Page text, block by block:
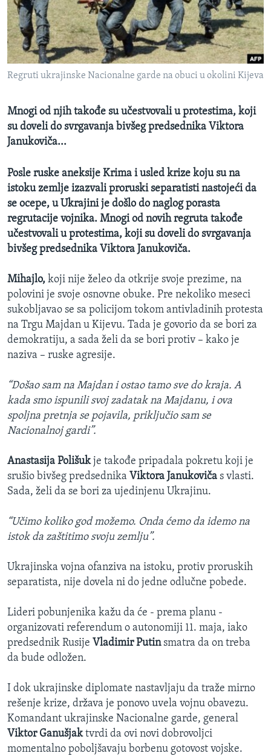
SPORT
INTERVJU
Regruti ukrajinske Nacionalne garde na obuci u okolini Kijeva
Mnogi od njih takođe su učestvovali u protestima, koji
su doveli do svrgavanja bivšeg predsednika Viktora
Janukoviča...
Posle ruske aneksije Krima i usled krize koju su na
istoku zemlje izazvali proruski separatisti nastojeći da
se ocepe, u Ukrajini je došlo do naglog porasta
regrutacije vojnika. Mnogi od novih regruta takođe
učestvovali u protestima, koji su doveli do svrgavanja
bivšeg predsednika Viktora Janukoviča.
Mihajlo, koji nije želeo da otkrije svoje prezime, na
polovini je svoje osnovne obuke. Pre nekoliko meseci
sukobljavao se sa policijom tokom antivladinih protesta
na Trgu Majdan u Kijevu. Tada je govorio da se bori za
demokratiju, a sada želi da se bori protiv – kako je
naziva – ruske agresije.
“Došao sam na Majdan i ostao tamo sve do kraja. A
kada smo ispunili svoj zadatak na Majdanu, i ova
spoljna pretnja se pojavila, priključio sam se
Nacionalnoj gardi”.
Anastasija Polišukje takođe pripadala pokretu koji je
srušio bivšeg predsednika Viktora Janukoviča s vlasti.
Sada, želi da se bori za ujedinjenu Ukrajinu.
“Učimo koliko god možemo. Onda ćemo da idemo na
istok da zaštitimo svoju zemlju”.
Ukrajinska vojna ofanziva na istoku, protiv proruskih
separatista, nije dovela ni do jedne odlučne pobede.
Lideri pobunjenika kažu da će - prema planu -
organizovati referendum o autonomiji 11. maja, iako
predsednik Rusije Vladimir Putinsmatra da on treba
da bude odložen.
I dok ukrajinske diplomate nastavljaju da traže mirno
rešenje krize, država je ponovo uvela vojnu obavezu.
Komandant ukrajinske Nacionalne garde, general
Viktor Ganušjaktvrdi da ovi novi dobrovoljci
momentalno poboljšavaju borbenu gotovost vojske.